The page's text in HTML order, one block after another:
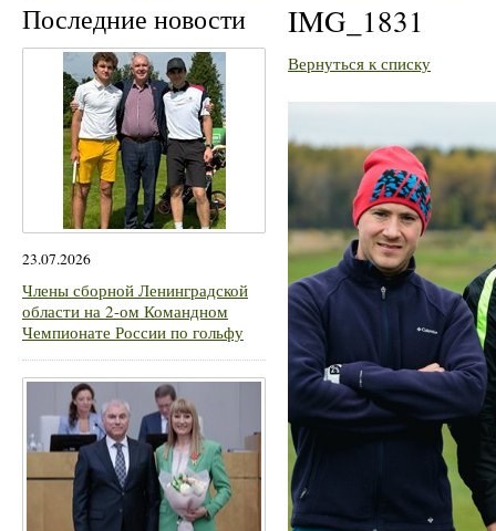
Последние новости
23.07.2026
Члены сборной Ленинградской
области на 2-ом Командном
Чемпионате России по гольфу
IMG_1831
Вернуться к списку